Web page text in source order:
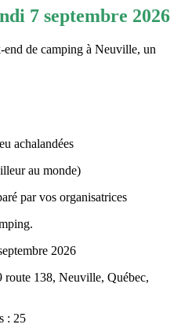
7 septembre 2026
end de camping à Neuville, un
achalandées
au monde)
par vos organisatrices
2026
route 138, Neuville, Québec,
: 25